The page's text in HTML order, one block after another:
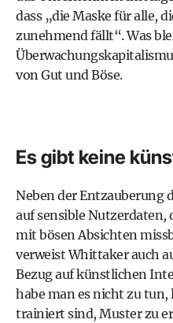
dass „die Maske für alle,
zunehmend fällt“. Was
von Gut und Böse.
Es gibt keine
Neben der Entzauberung
auf sensible
mit bösen Absichten
verweist Whittaker auch
Bezug auf künstlichen
habe man es nicht zu
trainiert sind, Muster zu